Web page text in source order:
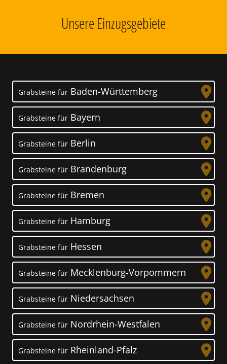
Unsere Einzugsgebiete
Grabsteine für Baden-Württemberg
Grabsteine für Bayern
Grabsteine für Berlin
Grabsteine für Brandenburg
Grabsteine für Bremen
Grabsteine für Hamburg
Grabsteine für Hessen
Grabsteine für Mecklenburg-Vorpommern
Grabsteine für Niedersachsen
Grabsteine für Nordrhein-Westfalen
Grabsteine für Rheinland-Pfalz